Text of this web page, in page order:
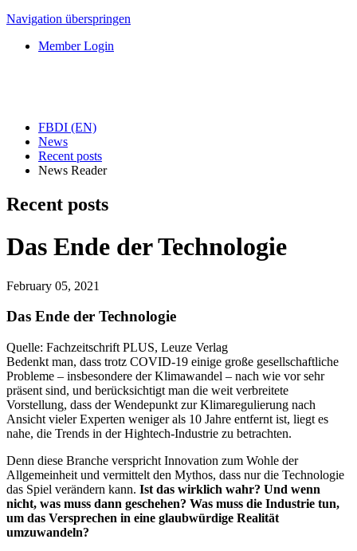
Navigation überspringen
Member Login
FBDI (EN)
News
Recent posts
News Reader
Recent posts
Das Ende der Technologie
February 05, 2021
Das Ende der Technologie
Quelle: Fachzeitschrift PLUS, Leuze Verlag
Bedenkt man, dass trotz COVID-19 einige große gesellschaftliche
Probleme – insbe­son­dere der Klimawandel – nach wie vor sehr
präsent sind, und berücksichtigt man die weit verbreitete
Vorstellung, dass der Wendepunkt zur Klimaregulierung nach
Ansicht vieler Ex­per­ten weniger als 10 Jahre entfernt ist, liegt es
nahe, die Trends in der Hightech-Industrie zu betrachten.
Denn diese Branche verspricht Innovation zum Wohle der
Allgemeinheit und vermittelt den Mythos, dass nur die Technologie
das Spiel verändern kann. Ist das wirklich wahr? Und wenn
nicht, was muss dann gesche­hen? Was muss die Industrie tun,
um das Versprechen in eine glaubwürdige Realität
umzuwandeln?